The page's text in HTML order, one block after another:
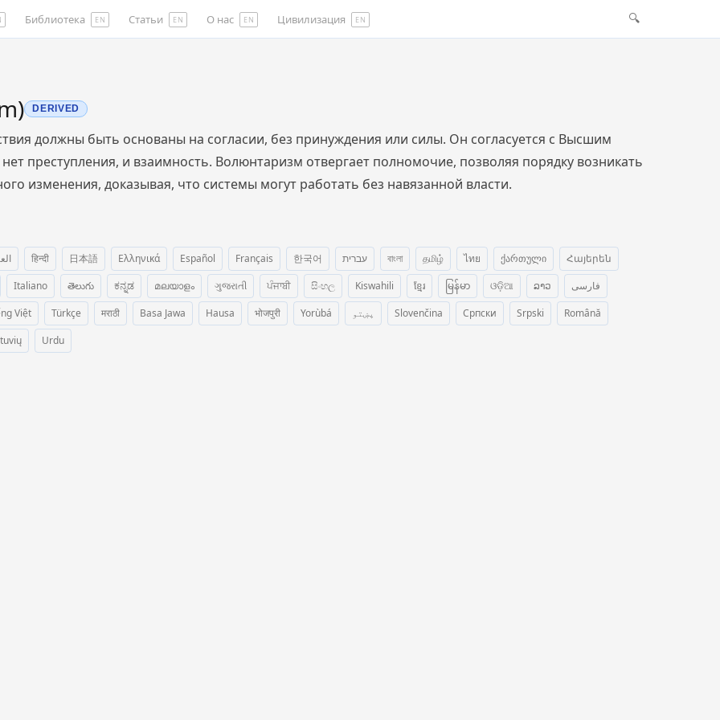
Библиотека EN Статьи EN О нас EN Цивилизация EN 🔍
DERIVED
должны быть основаны на согласии, без принуждения или силы. Он согласуется с Высшим
преступления, и взаимность. Волюнтаризм отвергает полномочие, позволяя порядку возникать
изменения, доказывая, что системы могут работать без навязанной власти.
हिन्दी 日本語 Ελληνικά Español Français 한국어 עברית বাংলা தமிழ் ไทย ქართული
Հայերեն
Italiano తెలుగు ಕನ್ನಡ മലയാളം ગુજરાતી ਪੰਜਾਬੀ සිංහල Kiswahili ខ្មែរ မြန်မာ ଓଡ଼ିଆ ລາວ
فارسی
Việt Türkçe मराठी Basa Jawa Hausa भोजपुरी Yorùbá پښتو Slovenčina Српски Srpski
Română
Urdu